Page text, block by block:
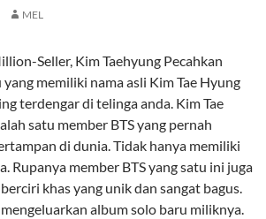
MEL
Seller, Kim Taehyung Pecahkan
memiliki nama asli Kim Tae Hyung
terdengar di telinga anda. Kim Tae
satu member BTS yang pernah
di dunia. Tidak hanya memiliki
Rupanya member BTS yang satu ini juga
khas yang unik dan sangat bagus.
album solo baru miliknya.